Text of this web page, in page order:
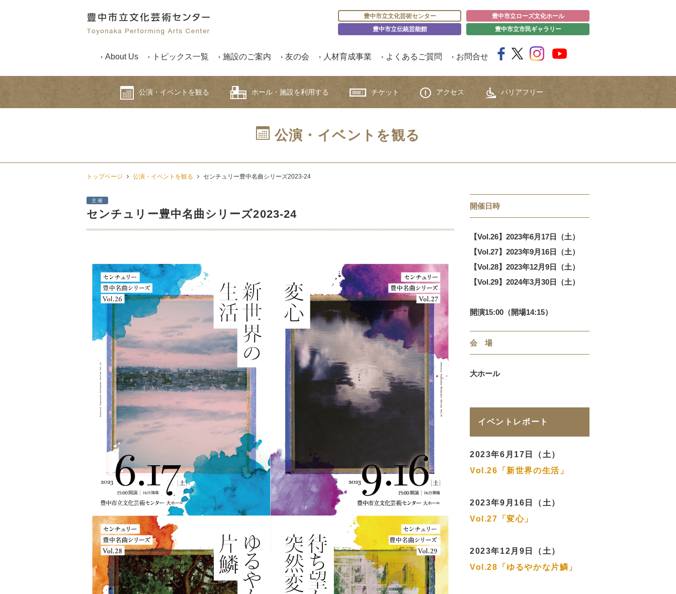
豊中市立文化芸術センター
豊中市立ローズ文化ホール
豊中市立伝統芸能館
豊中市立市民ギャラリー
About Us トピックス一覧 施設のご案内 友の会 人材育成事業 よくあるご質問 お問合せ
公演・イベントを観る ホール・施設を利用する チケット アクセス バリアフリー
公演・イベントを観る
トップページ 公演・イベントを観る センチュリー豊中名曲シリーズ2023-24
主催
センチュリー豊中名曲シリーズ2023-24
開催日時
【Vol.26】2023年6月17日（土）
【Vol.27】2023年9月16日（土）
【Vol.28】2023年12月9日（土）
【Vol.29】2024年3月30日（土）
開演15:00（開場14:15）
会 場
大ホール
イベントレポート
2023年6月17日（土）
Vol.26「新世界の生活」
2023年9月16日（土）
Vol.27「変心」
2023年12月9日（土）
Vol.28「ゆるやかな片鱗」